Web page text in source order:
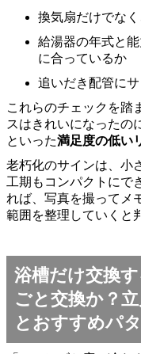
換気扇だけでな
給湯器の年式と
に合っているか
追いだき配管に
これらのチェックを踏
スはきれいになったの
といった満足度の低い
老朽化のサインは、小
工期もコンパクトにで
れば、写真を撮ってメ
範囲を整理していくと
浴槽だけ交換
ごと交換か？
とおすすめパ